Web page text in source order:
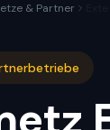
& Partner